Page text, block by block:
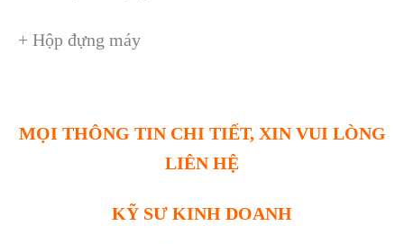
+ Hộp đựng máy
MỌI THÔNG TIN CHI TIẾT, XIN VUI LÒNG
LIÊN HỆ
KỸ SƯ KINH DOANH